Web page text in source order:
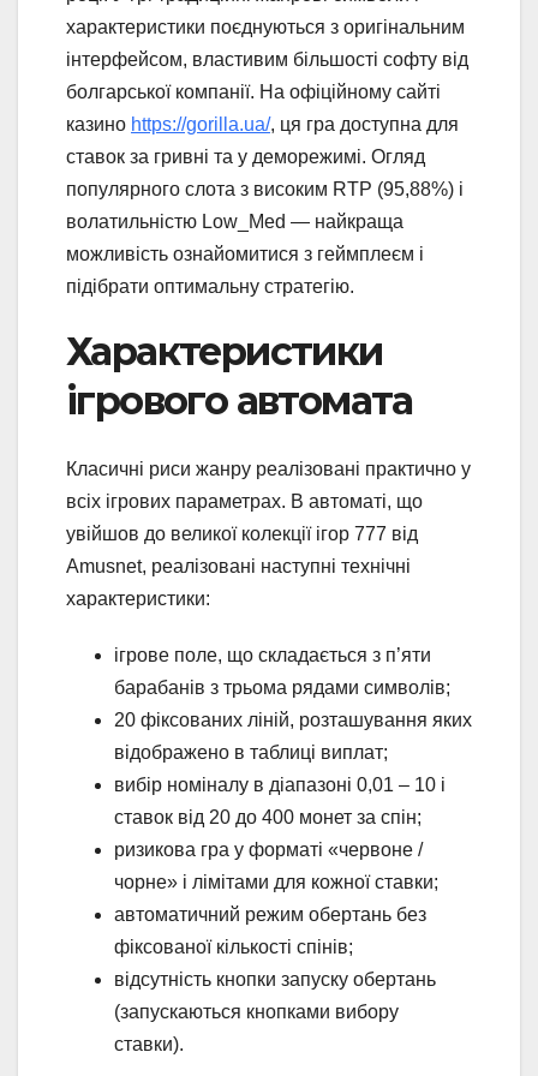
характеристики поєднуються з оригінальним
інтерфейсом, властивим більшості софту від
болгарської компанії. На офіційному сайті
казино https://gorilla.ua/, ця гра доступна для
ставок за гривні та у деморежимі. Огляд
популярного слота з високим RTP (95,88%) і
волатильністю Low_Med — найкраща
можливість ознайомитися з геймплеєм і
підібрати оптимальну стратегію.
Характеристики
ігрового автомата
Класичні риси жанру реалізовані практично у
всіх ігрових параметрах. В автоматі, що
увійшов до великої колекції ігор 777 від
Amusnet, реалізовані наступні технічні
характеристики:
ігрове поле, що складається з п’яти
барабанів з трьома рядами символів;
20 фіксованих ліній, розташування яких
відображено в таблиці виплат;
вибір номіналу в діапазоні 0,01 – 10 і
ставок від 20 до 400 монет за спін;
ризикова гра у форматі «червоне /
чорне» і лімітами для кожної ставки;
автоматичний режим обертань без
фіксованої кількості спінів;
відсутність кнопки запуску обертань
(запускаються кнопками вибору
ставки).